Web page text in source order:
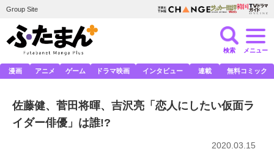
Group Site
検索 メニュー
漫画 アニメ ゲーム ドラマ映画 インタビュー 連載 無料コミック
佐藤健、菅田将暉、吉沢亮「恋人にしたい仮面ラ
イダー俳優」は誰!?
2020.03.15